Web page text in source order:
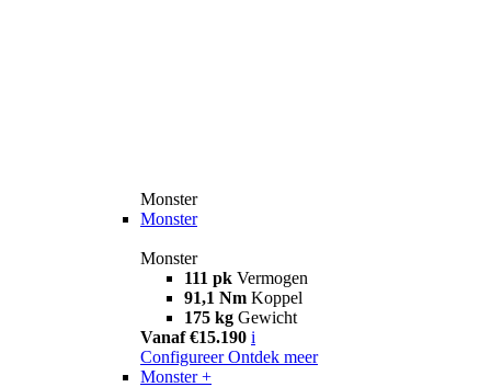
Monster
Monster
Monster
111 pk Vermogen
91,1 Nm Koppel
175 kg Gewicht
Vanaf €15.190 i
Configureer Ontdek meer
Monster +